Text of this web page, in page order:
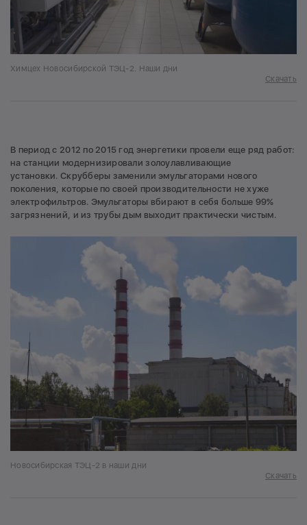
Химцех Новосибирской ТЭЦ-2. Наши дни
Скачать
В период с 2012 по 2015 год энергетики провели еще ряд работ:
на станции модернизировали золоулавливающие
установки. Скрубберы заменили эмульгаторами нового
поколения, которые по своей производительности не хуже
электрофильтров. Эмульгаторы вбирают в себя больше 99%
загрязнений, и из трубы дым выходит практически чистым.
Новосибирская ТЭЦ-2 в наши дни
Скачать